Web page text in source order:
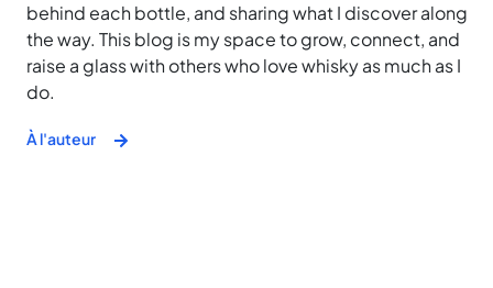
behind each bottle, and sharing what I discover along
the way. This blog is my space to grow, connect, and
raise a glass with others who love whisky as much as I
do.
À l'auteur